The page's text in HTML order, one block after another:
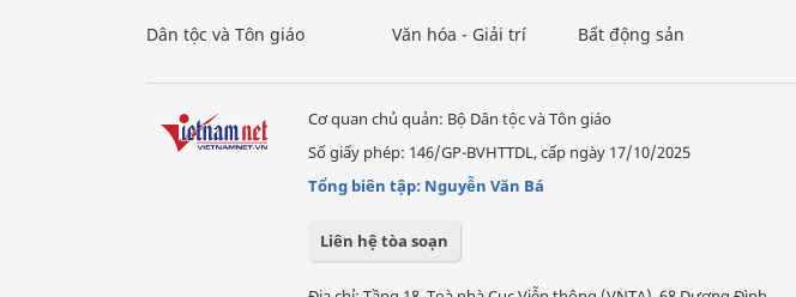
Dân tộc và Tôn giáo Văn hóa - Giải trí Bất động sản
Cơ quan chủ quản: Bộ Dân tộc và Tôn giáo
Số giấy phép: 146/GP-BVHTTDL, cấp ngày 17/10/2025
Tổng biên tập: Nguyễn Văn Bá
Liên hệ tòa soạn